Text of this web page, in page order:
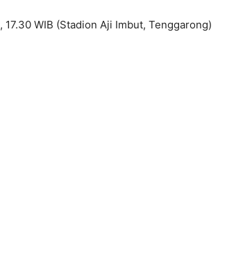
, 17.30 WIB (Stadion Aji Imbut, Tenggarong)